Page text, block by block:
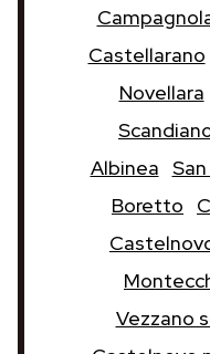
Castellarano
Novellara
Albinea
Boretto
Vezzano